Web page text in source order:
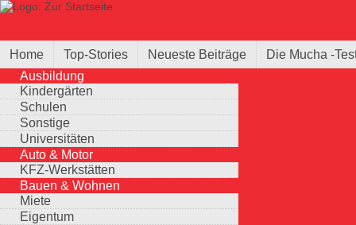
Direkt zum Inhalt
Home Top-Stories Neueste Beiträge
Die Mucha -
Ausbildung
Kindergärten
Schulen
Sonstige
Universitäten
Auto & Motor
KFZ-Werkstätten
Bauen & Wohnen
Miete
Eigentum